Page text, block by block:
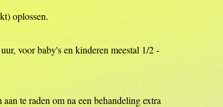
oplossen.
voor baby's en kinderen meestal 1/2 -
te raden om na een behandeling extra